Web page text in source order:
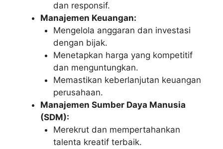
dan responsif.
Manajemen Keuangan:
Mengelola anggaran dan investasi
dengan bijak.
Menetapkan harga yang kompetitif
dan menguntungkan.
Memastikan keberlanjutan keuangan
perusahaan.
Manajemen Sumber Daya Manusia
(SDM):
Merekrut dan mempertahankan
talenta kreatif terbaik.